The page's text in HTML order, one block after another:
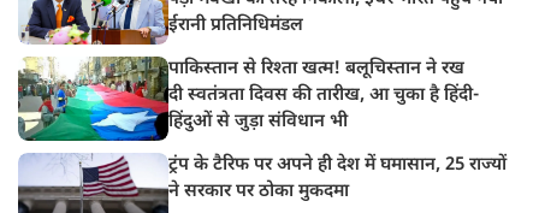
ईरानी प्रतिनिधिमंडल
पाकिस्तान से रिश्ता खत्म! बलूचिस्तान ने रख
दी स्वतंत्रता दिवस की तारीख, आ चुका है हिंदी-
हिंदुओं से जुड़ा संविधान भी
ट्रंप के टैरिफ पर अपने ही देश में घमासान, 25 राज्यों
ने सरकार पर ठोका मुकदमा